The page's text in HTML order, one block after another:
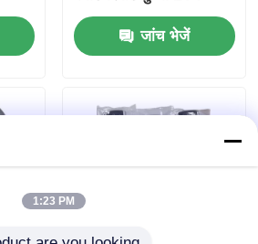
H6261-02/662F-
SKEA7D03 के लिए
जांच भेजें
1:23 PM